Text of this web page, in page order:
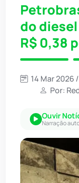
do
R$ 0,38
14 Mar 2026
Por:
Ouvir
Narração